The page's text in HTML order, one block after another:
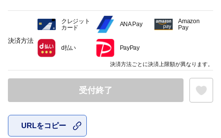
受付終了
URLをコピー
決済方法
クレジット
カード
ANA Pay
Amazon
Pay
d払い PayPay
決済方法ごとに決済上限額が異なります。